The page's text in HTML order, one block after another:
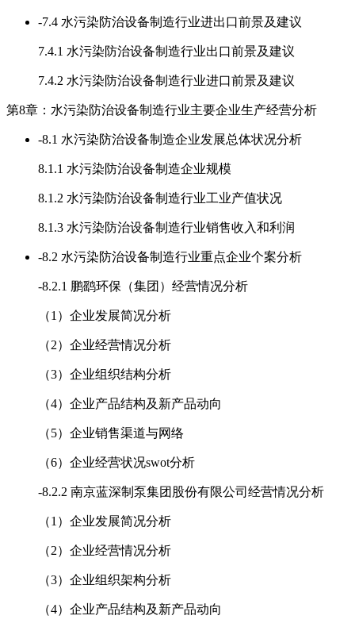
-7.4 水污染防治设备制造行业进出口前景及建议
7.4.1 水污染防治设备制造行业出口前景及建议
7.4.2 水污染防治设备制造行业进口前景及建议
第8章：水污染防治设备制造行业主要企业生产经营分析
-8.1 水污染防治设备制造企业发展总体状况分析
8.1.1 水污染防治设备制造企业规模
8.1.2 水污染防治设备制造行业工业产值状况
8.1.3 水污染防治设备制造行业销售收入和利润
-8.2 水污染防治设备制造行业重点企业个案分析
-8.2.1 鹏鹞环保（集团）经营情况分析
（1）企业发展简况分析
（2）企业经营情况分析
（3）企业组织结构分析
（4）企业产品结构及新产品动向
（5）企业销售渠道与网络
（6）企业经营状况swot分析
-8.2.2 南京蓝深制泵集团股份有限公司经营情况分析
（1）企业发展简况分析
（2）企业经营情况分析
（3）企业组织架构分析
（4）企业产品结构及新产品动向